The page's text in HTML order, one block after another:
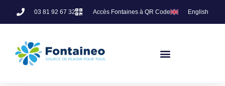
03 81 92 67 32 Accès Fontaines à QR Code English